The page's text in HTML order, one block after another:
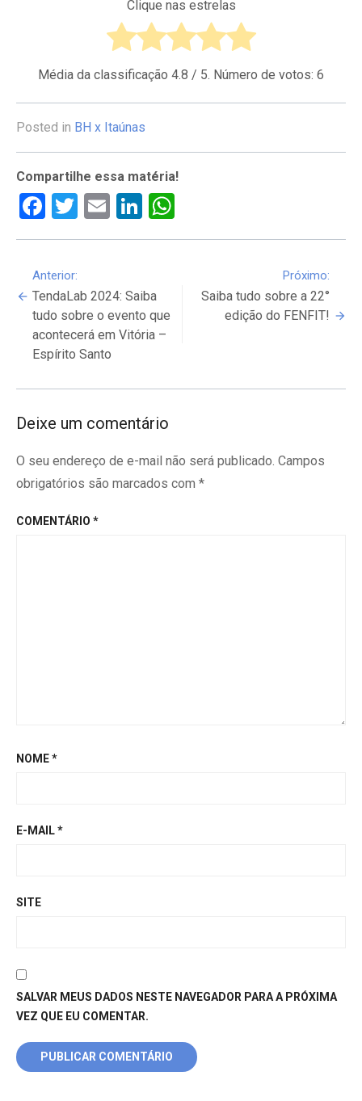
Clique nas estrelas
Média da classificação 4.8 / 5. Número de votos: 6
Posted in BH x Itaúnas
Compartilhe essa matéria!
Facebook
Twitter
EmailLinkedIn
Continue
Reading
Anterior:
TendaLab 2024: Saiba
tudo sobre o evento que
acontecerá em Vitória –
Espírito Santo
Próximo:
Saiba tudo sobre a 22°
edição do FENFIT!
Deixe um comentário
O seu endereço de e-mail não será publicado. Campos
obrigatórios são marcados com *
COMENTÁRIO *
NOME*
E-MAIL*
SITE
SALVAR MEUS DADOS NESTE NAVEGADOR PARA A PRÓXIMA
VEZ QUE EU COMENTAR.